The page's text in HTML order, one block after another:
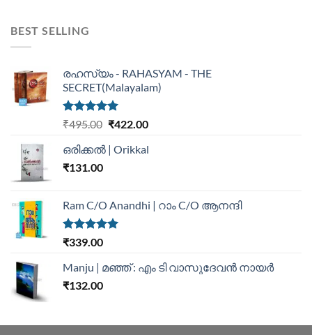
BEST SELLING
രഹസ്യം - RAHASYAM - THE
SECRET(Malayalam)
Rated5.00
₹495.00 ₹422.00
ഒരിക്കൽ | Orikkal
₹131.00
Ram C/O Anandhi | റാം C/O ആനന്ദി
Rated5.00
₹339.00
Manju | മഞ്ഞ് : എം ടി വാസുദേവന്‍ നായര്‍
₹132.00